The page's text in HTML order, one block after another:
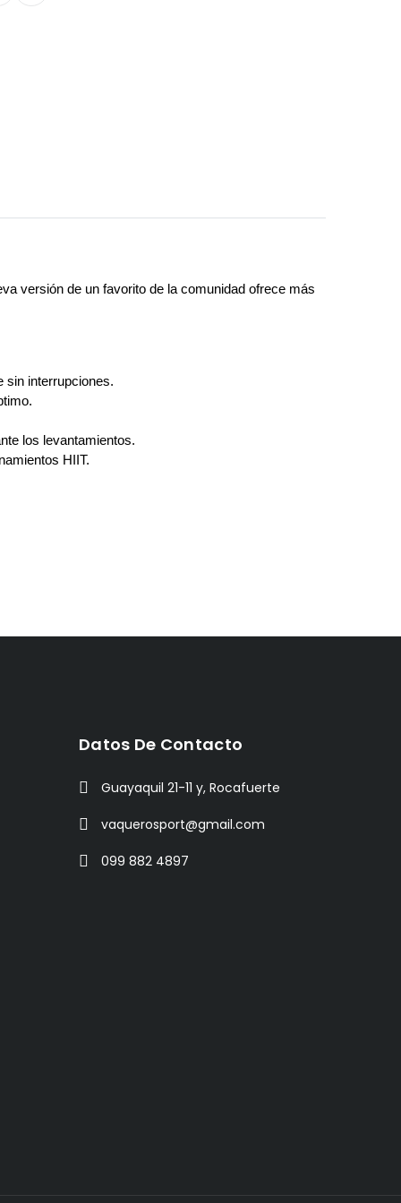
versión de un favorito de la comunidad ofrece más
sin interrupciones.
los levantamientos.
HIIT.
Datos De Contacto
Guayaquil 21-11 y, Rocafuerte
vaquerosport@gmail.com
099 882 4897